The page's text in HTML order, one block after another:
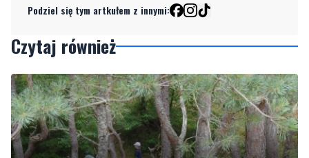
Podziel się tym artkułem z innymi:
Czytaj również